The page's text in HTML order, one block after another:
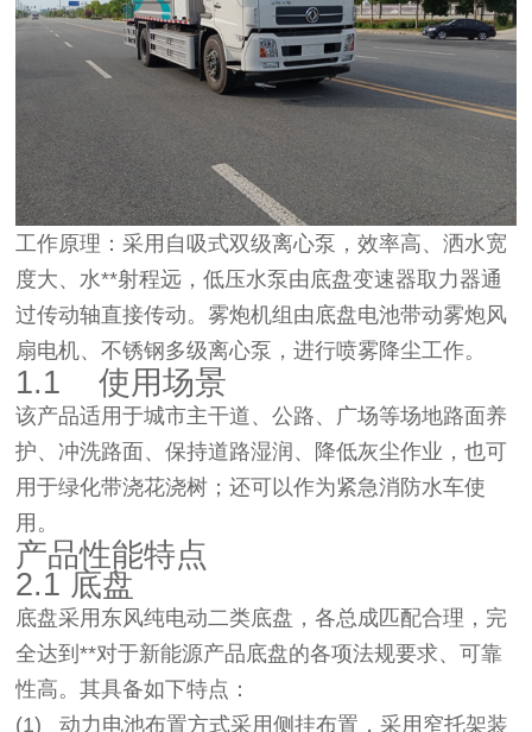
工作原理：采用自吸式双级离心泵，效率高、洒水宽
度大、水**射程远，低压水泵由底盘变速器取力器通
过传动轴直接传动。雾炮机组由底盘电池带动雾炮风
扇电机、不锈钢多级离心泵，进行喷雾降尘工作。
1.1使用场景
该产品适用于城市主干道、公路、广场等场地路面养
护、冲洗路面、保持道路湿润、降低灰尘作业，也可
用于绿化带浇花浇树；还可以作为紧急消防水车使
用。
产品性能特点
2.1 底盘
底盘采用东风纯电动二类底盘，各总成匹配合理，完
全达到**对于新能源产品底盘的各项法规要求、可靠
性高。其具备如下特点：
(1)动力电池布置方式采用侧挂布置，采用窄托架装